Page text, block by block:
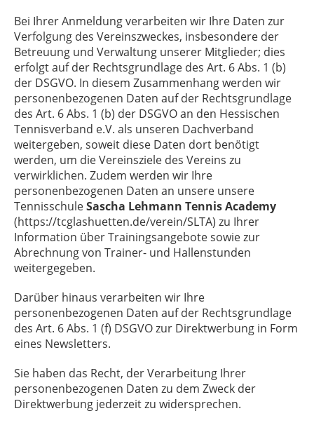
Bei Ihrer Anmeldung verarbeiten wir Ihre Daten zur
Verfolgung des Vereinszweckes, insbesondere der
Betreuung und Verwaltung unserer Mitglieder; dies
erfolgt auf der Rechtsgrundlage des Art. 6 Abs. 1 (b)
der DSGVO. In diesem Zusammenhang werden wir
personenbezogenen Daten auf der Rechtsgrundlage
des Art. 6 Abs. 1 (b) der DSGVO an den Hessischen
Tennisverband e.V. als unseren Dachverband
weitergeben, soweit diese Daten dort benötigt
werden, um die Vereinsziele des Vereins zu
verwirklichen. Zudem werden wir Ihre
personenbezogenen Daten an unsere unsere
TennisschuleSascha Lehmann Tennis Academy
(https://tcglashuetten.de/verein/SLTA) zu Ihrer
Information über Trainingsangebote sowie zur
Abrechnung von Trainer- und Hallenstunden
weitergegeben.
Darüber hinaus verarbeiten wir Ihre
personenbezogenen Daten auf der Rechtsgrundlage
des Art. 6 Abs. 1 (f) DSGVO zur Direktwerbung in Form
eines Newsletters.
Sie haben das Recht, der Verarbeitung Ihrer
personenbezogenen Daten zu dem Zweck der
Direktwerbung jederzeit zu widersprechen.